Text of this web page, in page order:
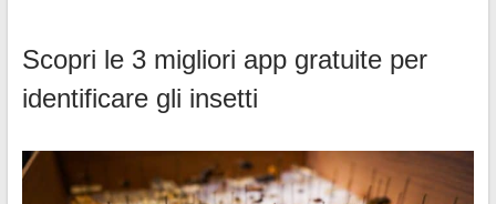
Scopri le 3 migliori app gratuite per
identificare gli insetti